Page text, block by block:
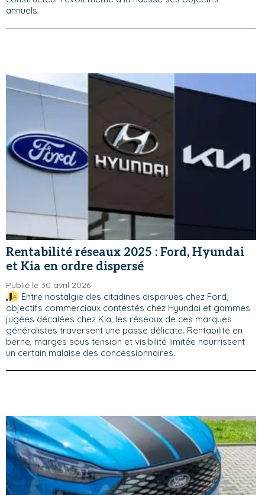
annuels.
Rentabilité réseaux 2025 : Ford, Hyundai
et Kia en ordre dispersé
Publié le 30 avril 2026
Entre nostalgie des citadines disparues chez Ford,
objectifs commerciaux contestés chez Hyundai et gammes
jugées décalées chez Kia, les réseaux de ces marques
généralistes traversent une passe délicate. Rentabilité en
berne, marges sous tension et visibilité limitée nourrissent
un certain malaise des concessionnaires.